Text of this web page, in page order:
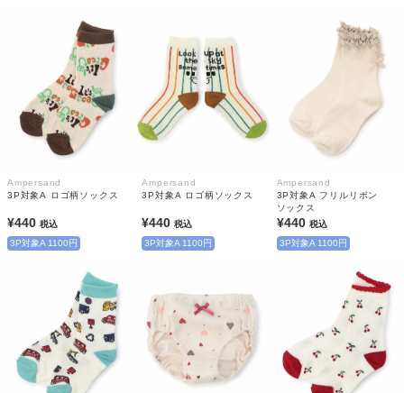
Ampersand
3P対象A ロゴ柄ソックス
¥440 税込
3P対象A 1100円
Ampersand
3P対象A ロゴ柄ソックス
¥440税込
3P対象A 1100円
Ampersand
3P対象A フリルリボン
ソックス
¥440 税込
3P対象A 1100円